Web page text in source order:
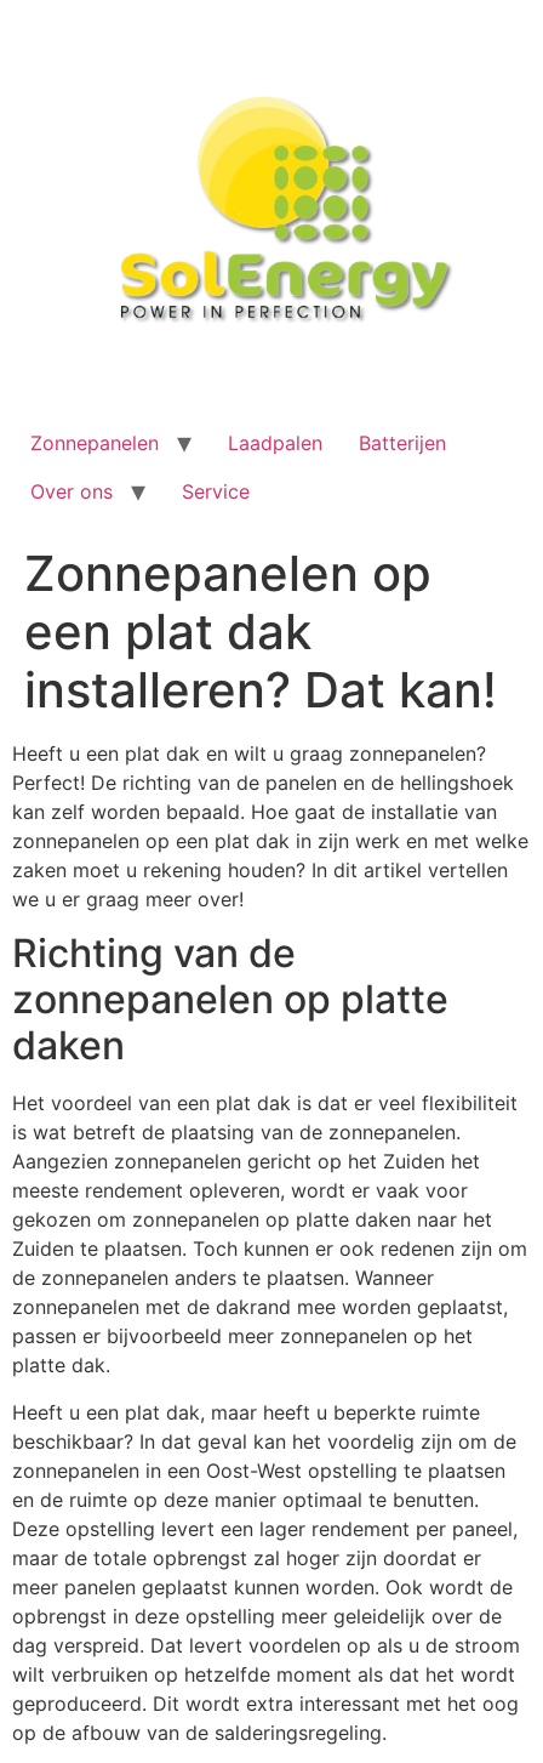
Zonnepanelen Laadpalen
Batterijen
Over ons
Service
Zonnepanelen op
een plat dak
installeren? Dat kan!
Heeft u een plat dak en wilt u graag zonnepanelen?
Perfect! De richting van de panelen en de hellingshoek
kan zelf worden bepaald. Hoe gaat de installatie van
zonnepanelen op een plat dak in zijn werk en met welke
zaken moet u rekening houden? In dit artikel vertellen
we u er graag meer over!
Richting van de
zonnepanelen op platte
daken
Het voordeel van een plat dak is dat er veel flexibiliteit
is wat betreft de plaatsing van de zonnepanelen.
Aangezien zonnepanelen gericht op het Zuiden het
meeste rendement opleveren, wordt er vaak voor
gekozen om zonnepanelen op platte daken naar het
Zuiden te plaatsen. Toch kunnen er ook redenen zijn om
de zonnepanelen anders te plaatsen. Wanneer
zonnepanelen met de dakrand mee worden geplaatst,
passen er bijvoorbeeld meer zonnepanelen op het
platte dak.
Heeft u een plat dak, maar heeft u beperkte ruimte
beschikbaar? In dat geval kan het voordelig zijn om de
zonnepanelen in een Oost-West opstelling te plaatsen
en de ruimte op deze manier optimaal te benutten.
Deze opstelling levert een lager rendement per paneel,
maar de totale opbrengst zal hoger zijn doordat er
meer panelen geplaatst kunnen worden. Ook wordt de
opbrengst in deze opstelling meer geleidelijk over de
dag verspreid. Dat levert voordelen op als u de stroom
wilt verbruiken op hetzelfde moment als dat het wordt
geproduceerd. Dit wordt extra interessant met het oog
op de afbouw van de salderingsregeling.